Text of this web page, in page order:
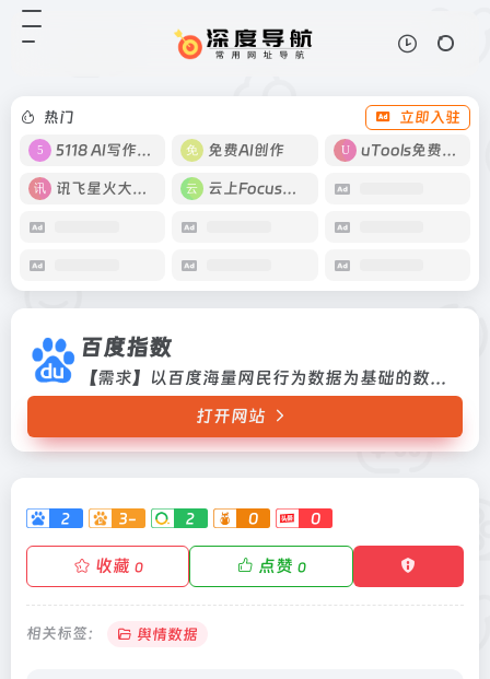
热门
立即入驻
5118 AI写作工具
免费AI创作 uTools免费工具箱
讯飞星火大模型 云上Focus接码
百度指数
【需求】以百度海量网民行为数据为基础的数据分享平台。
打开网站
2 3- 2 0 0
收藏 0 点赞 0
相关标签： 舆情数据